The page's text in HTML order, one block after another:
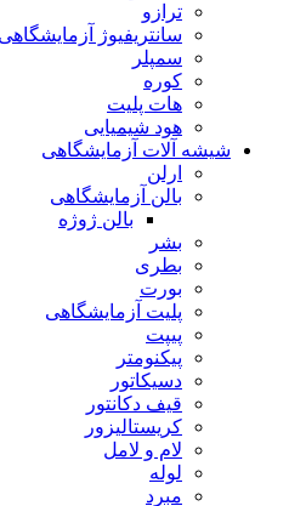
ترازو
سانتریفیوژ آزمایشگاهی
سمپلر
کوره
هات پلیت
هود شیمیایی
شیشه آلات آزمایشگاهی
ارلن
بالن آزمایشگاهی
بالن ژوژه
بشر
بطری
بورت
پلیت آزمایشگاهی
پیپت
پیکنومتر
دسیکاتور
قیف دکانتور
کریستالیزور
لام و لامل
لوله
مبرد